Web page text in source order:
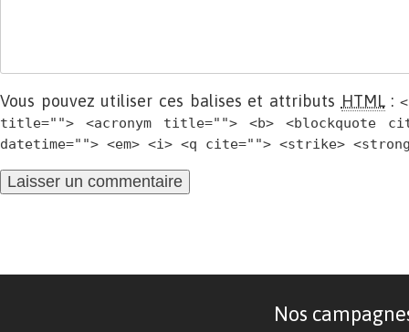
Vous pouvez utiliser ces balises et attributs HTML:
title=""> <acronym title=""> <b> <blockquote
datetime=""> <em> <i> <q cite=""> <strike>
Nos